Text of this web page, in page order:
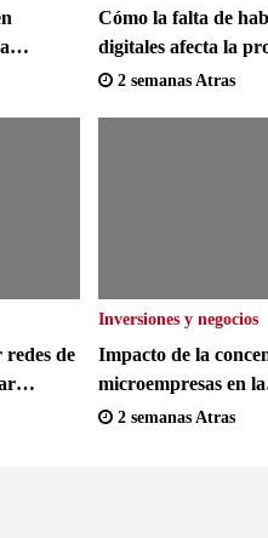
en el
Cómo la falta de
digitales afecta la
en el sector servicios
2 semanas Atras
de
Inversiones y negocios
Impacto de la
microempresas en la
productividad
2 semanas Atras